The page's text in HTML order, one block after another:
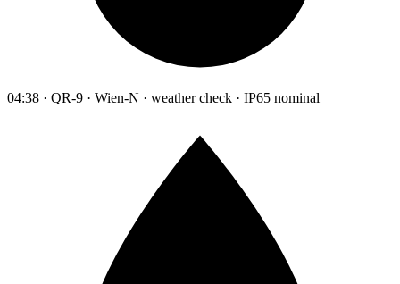
04:38 · QR-9 · Wien-N · weather check · IP65 nominal